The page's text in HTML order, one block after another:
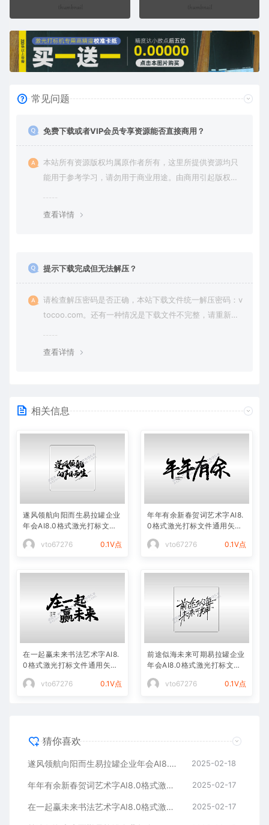
常见问题
免费下载或者VIP会员专享资源能否直接商用？
本站所有资源版权均属原作者所有，这里所提供资源均只
能用于参考学习，请勿用于商业用途。由商用引起版权纠
查看详情
提示下载完成但无法解压？
请检查解压密码是否正确，本站下载文件统一解压密码：v
tocoo.com。还有一种情况是下载文件不完整，请重新下
查看详情
相关信息
遂风领航向阳而生易拉罐企业
年会AI8.0格式激光打标文件
vto67276
0.1V点
年年有余新春贺词艺术字AI8.
0格式激光打标文件通用矢量
vto67276
0.1V点
在一起赢未来书法艺术字AI8.
0格式激光打标文件通用矢量
vto67276
0.1V点
前途似海未来可期易拉罐企业
年会AI8.0格式激光打标文件
vto67276
0.1V点
猜你喜欢
遂风领航向阳而生易拉罐企业年会AI8.0格式激光打标文件通用矢量图 2025-02-18
年年有余新春贺词艺术字AI8.0格式激光打标文件通用矢量图 2025-02-17
在一起赢未来书法艺术字AI8.0格式激光打标文件通用矢量图 2025-02-17